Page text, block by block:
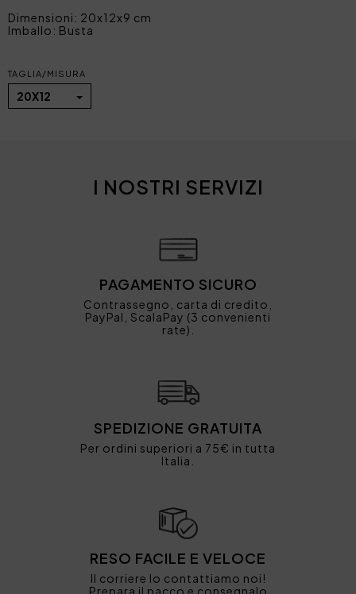
Dimensioni: 20x12x9 cm
Imballo: Busta
TAGLIA/MISURA
20X12
I NOSTRI SERVIZI
PAGAMENTO SICURO
Contrassegno, carta di credito,
PayPal, ScalaPay (3 convenienti
rate).
SPEDIZIONE GRATUITA
Per ordini superiori a 75€ in tutta
Italia.
RESO FACILE E VELOCE
Il corriere lo contattiamo noi!
Prepara il pacco e consegnalo